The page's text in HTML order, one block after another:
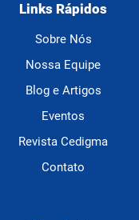
Links Rápidos
Sobre Nós
Nossa Equipe
Blog e Artigos
Eventos
Revista Cedigma
Contato